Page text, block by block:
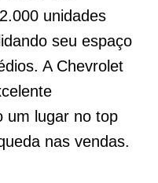
unidades
seu espaço
A Chevrolet
um lugar no top
nas vendas.